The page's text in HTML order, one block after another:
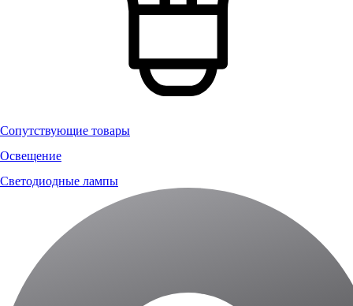
Сопутствующие товары
Освещение
Светодиодные лампы